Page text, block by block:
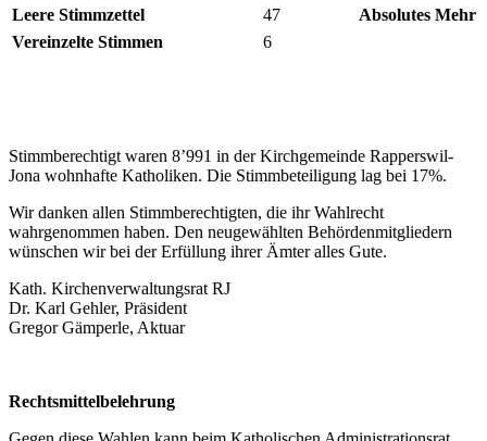
Leere Stimmzettel
47
Absolutes Mehr
Vereinzelte Stimmen
6
Stimmberechtigt waren 8’991 in der Kirchgemeinde Rapperswil-
Jona wohnhafte Katholiken. Die Stimmbeteiligung lag bei 17%.
Wir danken allen Stimmberechtigten, die ihr Wahlrecht
wahrgenommen haben. Den neugewählten Behördenmitgliedern
wünschen wir bei der Erfüllung ihrer Ämter alles Gute.
Kath. Kirchenverwaltungsrat RJ
Dr. Karl Gehler, Präsident
Gregor Gämperle, Aktuar
Rechtsmittelbelehrung